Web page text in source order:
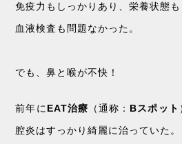
免疫力もしっかりあり、栄養状態も
血液検査も問題なかった。
でも、鼻と喉が不快！
前年にEAT治療 （通称： Bスポット
腔炎はすっかり綺麗に治っていた。